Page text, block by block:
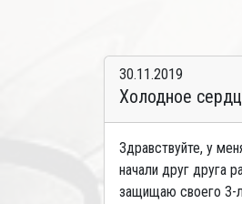
30.11.2019
Холодное
Здравствуйте, у
начали друг друга
защищаю своего 3-